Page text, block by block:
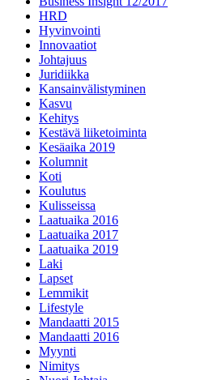
HRD
Hyvinvointi
Innovaatiot
Johtajuus
Juridiikka
Kansainvälistyminen
Kasvu
Kehitys
Kestävä liiketoiminta
Kesäaika 2019
Kolumnit
Koti
Koulutus
Kulisseissa
Laatuaika 2016
Laatuaika 2017
Laatuaika 2019
Laki
Lapset
Lemmikit
Lifestyle
Mandaatti 2015
Mandaatti 2016
Myynti
Nimitys